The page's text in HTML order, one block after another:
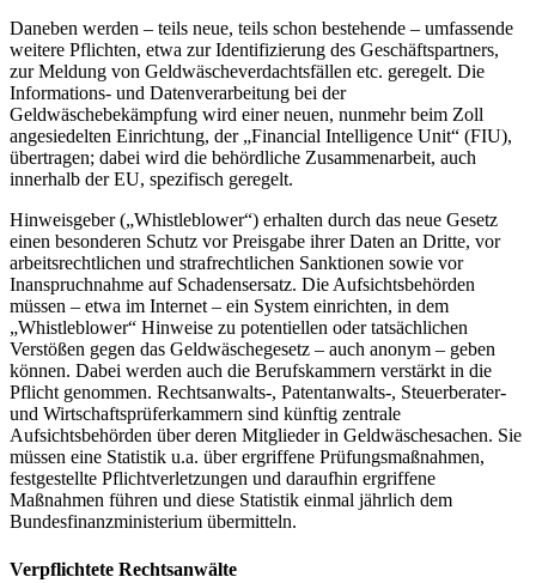
Daneben werden – teils neue, teils schon bestehende – umfassende
weitere Pflichten, etwa zur Identifizierung des Geschäftspartners,
zur Meldung von Geldwäscheverdachtsfällen etc. geregelt. Die
Informations- und Datenverarbeitung bei der
Geldwäschebekämpfung wird einer neuen, nunmehr beim Zoll
angesiedelten Einrichtung, der „Financial Intelligence Unit“ (FIU),
übertragen; dabei wird die behördliche Zusammenarbeit, auch
innerhalb der EU, spezifisch geregelt.
Hinweisgeber („Whistleblower“) erhalten durch das neue Gesetz
einen besonderen Schutz vor Preisgabe ihrer Daten an Dritte, vor
arbeitsrechtlichen und strafrechtlichen Sanktionen sowie vor
Inanspruchnahme auf Schadensersatz. Die Aufsichtsbehörden
müssen – etwa im Internet – ein System einrichten, in dem
„Whistleblower“ Hinweise zu potentiellen oder tatsächlichen
Verstößen gegen das Geldwäschegesetz – auch anonym – geben
können. Dabei werden auch die Berufskammern verstärkt in die
Pflicht genommen. Rechtsanwalts-, Patentanwalts-, Steuerberater-
und Wirtschaftsprüferkammern sind künftig zentrale
Aufsichtsbehörden über deren Mitglieder in Geldwäschesachen. Sie
müssen eine Statistik u.a. über ergriffene Prüfungsmaßnahmen,
festgestellte Pflichtverletzungen und daraufhin ergriffene
Maßnahmen führen und diese Statistik einmal jährlich dem
Bundesfinanzministerium übermitteln.
Verpflichtete Rechtsanwälte